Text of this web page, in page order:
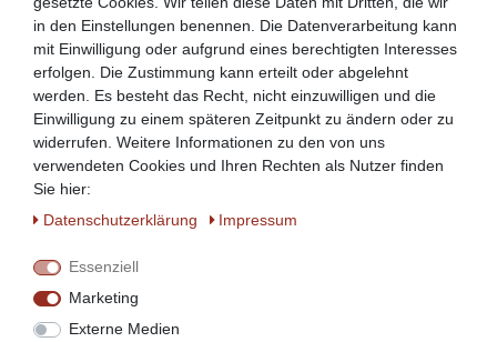
Die Servierwagen der BSWa-Serie sind mit einem 4-
Kantrohrgestell ausgestattet
in den Einstellungen benennen. Die Datenverarbeitung kann
mit Einwilligung oder aufgrund eines berechtigten Interesses
erfolgen. Die Zustimmung kann erteilt oder abgelehnt
werden. Es besteht das Recht, nicht einzuwilligen und die
Einwilligung zu einem späteren Zeitpunkt zu ändern oder zu
widerrufen. Weitere Informationen zu den von uns
verwendeten Cookies und Ihren Rechten als Nutzer finden
Sie hier:
Daten­schutz­erklärung
Impressum
Essenziell
Marketing
Externe Medien